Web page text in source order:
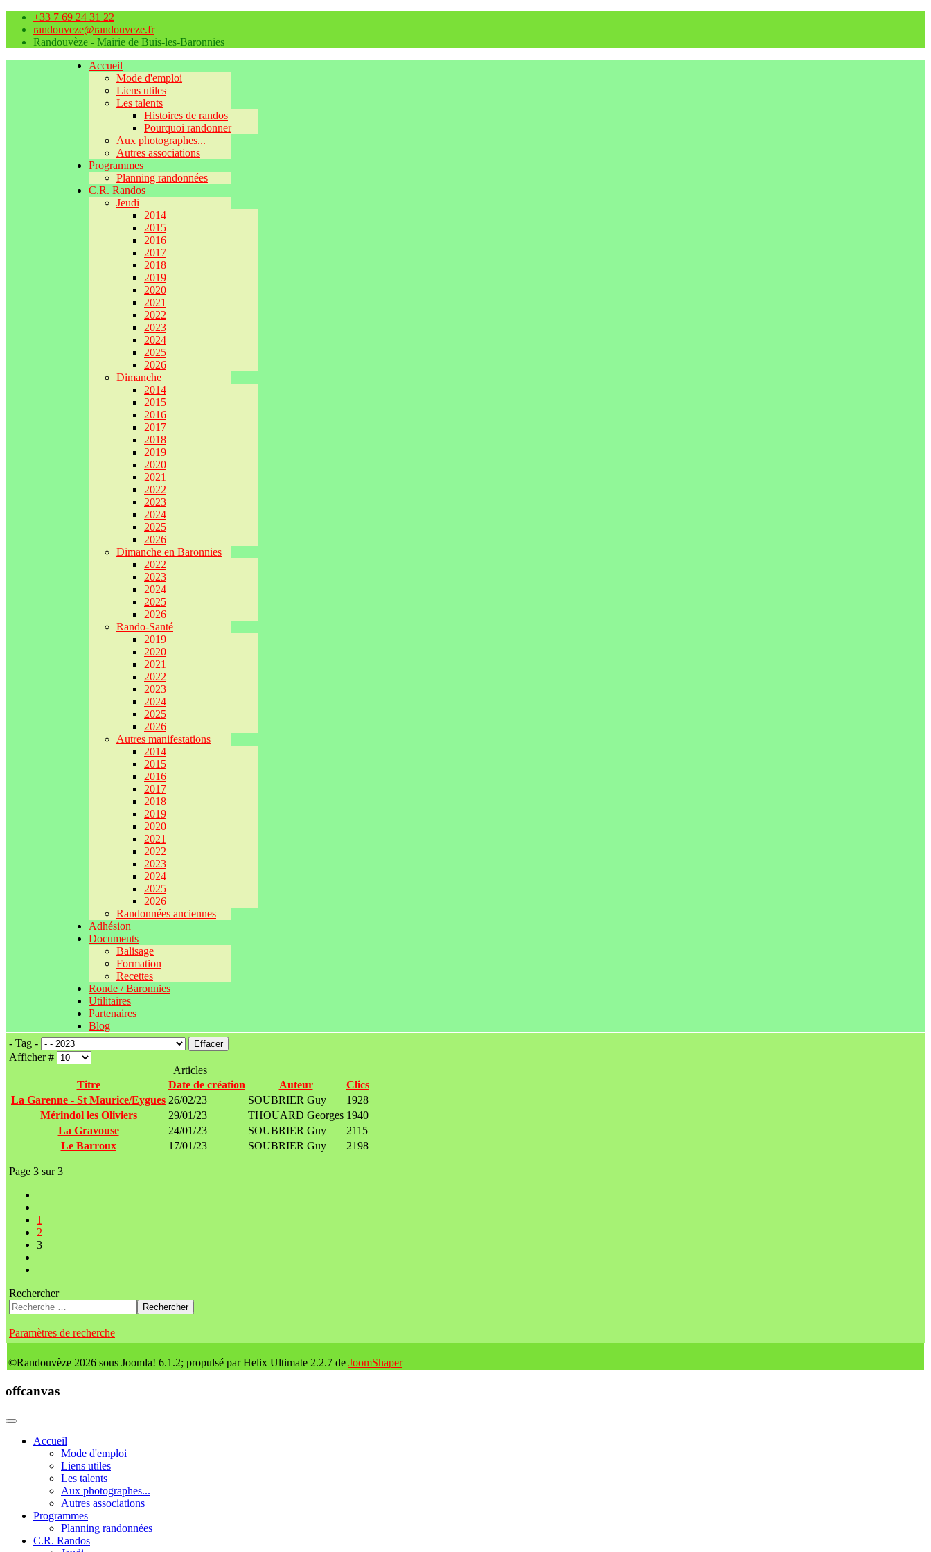
+33 7 69 24 31 22
randouveze@randouveze.fr
Randouvèze - Mairie de Buis-les-Baronnies
Accueil
Mode d'emploi
Liens utiles
Les talents
Histoires de randos
Pourquoi randonner
Aux photographes...
Autres associations
Programmes
Planning randonnées
C.R. Randos
Jeudi
2014
2015
2016
2017
2018
2019
2020
2021
2022
2023
2024
2025
2026
Dimanche
2014
2015
2016
2017
2018
2019
2020
2021
2022
2023
2024
2025
2026
Dimanche en Baronnies
2022
2023
2024
2025
2026
Rando-Santé
2019
2020
2021
2022
2023
2024
2025
2026
Autres manifestations
2014
2015
2016
2017
2018
2019
2020
2021
2022
2023
2024
2025
2026
Randonnées anciennes
Adhésion
Documents
Balisage
Formation
Recettes
Ronde / Baronnies
Utilitaires
Partenaires
Blog
- Tag -
Effacer
Afficher #
Articles
Titre
Date de création Auteur
Clics
La Garenne - St Maurice/Eygues 26/02/23 SOUBRIER Guy
1928
Mérindol les Oliviers
29/01/23 THOUARD Georges 1940
La Gravouse
24/01/23 SOUBRIER Guy
2115
Le Barroux
17/01/23 SOUBRIER Guy 2198
Page 3 sur 3
1
2
3
Rechercher
Rechercher
Paramètres de recherche
©Randouvèze 2026 sous Joomla! 6.1.2; propulsé par Helix Ultimate 2.2.7 de JoomShaper
offcanvas
Accueil
Mode d'emploi
Liens utiles
Les talents
Aux photographes...
Autres associations
Programmes
Planning randonnées
C.R. Randos